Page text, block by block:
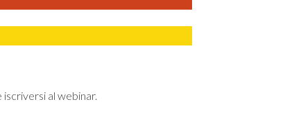
al webinar.